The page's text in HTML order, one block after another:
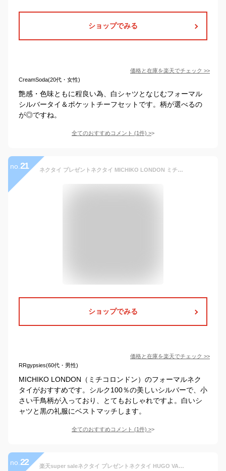
ショップでみる
価格と在庫を楽天でチェック >>
CreamSoda(20代・女性)
艶感・色味ともに程良い為、白シャツとなじむフォーマル
シルバータイ＆ポケットチーフセットです。柄が選べるの
が◎ですね。
全てのおすすめコメント (1件) >
no. 21 ネクタイ プレゼントネクタイ MICHIKO LONDON ミチコロンドン フォーマル 礼装 結婚式 パーティシルバー ストライプ/MLA-173/日本製/
ショップでみる
価格と在庫を楽天でチェック >>
RRgypsies(60代・男性)
MICHIKO LONDON（ミチコロンドン）のフォーマルネク
タイがおすすめです。シルク100％の美しいシルバーで、小
さい千鳥柄が入っており、とてもおしゃれですよ。白いシ
ャツと黒の礼服にベストマッチします。
全てのおすすめコメント (1件) >
no. 22 楽天super saleネクタイ プレゼントネクタイ HUGO VALENTINO/ネクタイ/モノトーンTYPE-E-111 /グレー/シルバー/格子柄